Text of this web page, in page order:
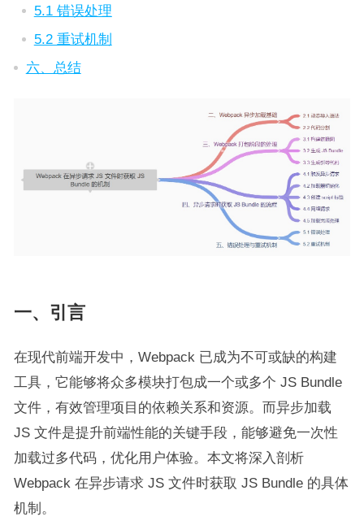
5.1 错误处理
5.2 重试机制
六、总结
一、引言
在现代前端开发中，Webpack 已成为不可或缺的构建
工具，它能够将众多模块打包成一个或多个 JS Bundle
文件，有效管理项目的依赖关系和资源。而异步加载
JS 文件是提升前端性能的关键手段，能够避免一次性
加载过多代码，优化用户体验。本文将深入剖析
Webpack 在异步请求 JS 文件时获取 JS Bundle 的具体
机制。